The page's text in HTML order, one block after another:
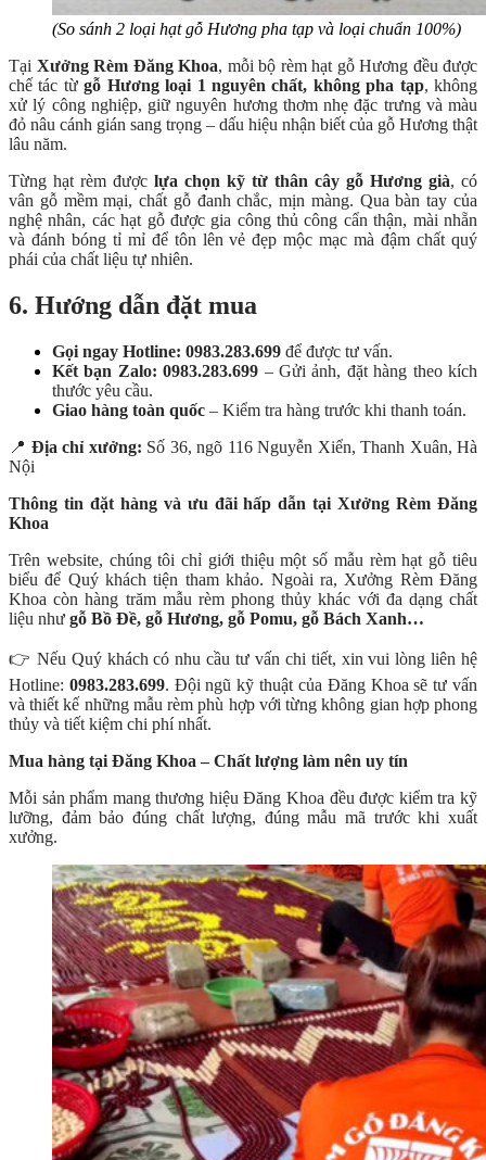
(So sánh 2 loại hạt gỗ Hương pha tạp và loại chuẩn 100%)
Tại Xưởng Rèm Đăng Khoa, mỗi bộ rèm hạt gỗ Hương đều được
chế tác từgỗ Hương loại 1 nguyên chất, không pha tạp, không
xử lý công nghiệp, giữ nguyên hương thơm nhẹ đặc trưng và màu
đỏ nâu cánh gián sang trọng – dấu hiệu nhận biết của gỗ Hương thật
lâu năm.
Từng hạt rèm được lựa chọn kỹ từ thân cây gỗ Hương già, có
vân gỗ mềm mại, chất gỗ đanh chắc, mịn màng. Qua bàn tay của
nghệ nhân, các hạt gỗ được gia công thủ công cẩn thận, mài nhẵn
và đánh bóng tỉ mỉ để tôn lên vẻ đẹp mộc mạc mà đậm chất quý
phái của chất liệu tự nhiên.
6. Hướng dẫn đặt mua
Gọi ngay Hotline: 0983.283.699 để được tư vấn.
Kết bạn Zalo: 0983.283.699 – Gửi ảnh, đặt hàng theo kích
thước yêu cầu.
Giao hàng toàn quốc – Kiểm tra hàng trước khi thanh toán.
📍 Địa chỉ xưởng: Số 36, ngõ 116 Nguyễn Xiển, Thanh Xuân, Hà
Nội
Thông tin đặt hàng và ưu đãi hấp dẫn tại Xưởng Rèm Đăng
Khoa
Trên website, chúng tôi chỉ giới thiệu một số mẫu rèm hạt gỗ tiêu
biểu để Quý khách tiện tham khảo. Ngoài ra, Xưởng Rèm Đăng
Khoa còn hàng trăm mẫu rèm phong thủy khác với đa dạng chất
liệu như gỗ Bồ Đề, gỗ Hương, gỗ Pomu, gỗ Bách Xanh…
👉 Nếu Quý khách có nhu cầu tư vấn chi tiết, xin vui lòng liên hệ
Hotline: 0983.283.699. Đội ngũ kỹ thuật của Đăng Khoa sẽ tư vấn
và thiết kế những mẫu rèm phù hợp với từng không gian hợp phong
thủy và tiết kiệm chi phí nhất.
Mua hàng tại Đăng Khoa – Chất lượng làm nên uy tín
Mỗi sản phẩm mang thương hiệu Đăng Khoa đều được kiểm tra kỹ
lưỡng, đảm bảo đúng chất lượng, đúng mẫu mã trước khi xuất
xưởng.